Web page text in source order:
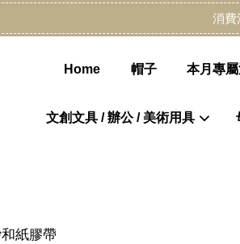
消費
Home 帽子 本月專
文創文具 / 辦公 / 美術用具
紙膠帶